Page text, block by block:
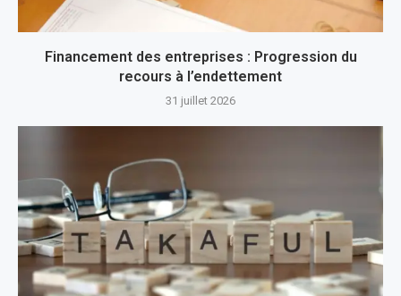
Financement des entreprises : Progression du
recours à l’endettement
31 juillet 2026